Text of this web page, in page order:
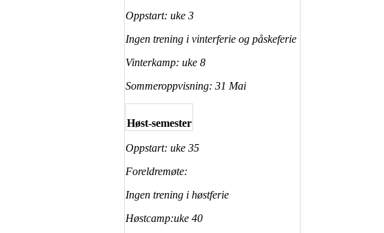
Oppstart: uke 3
Ingen trening i vinterferie og påskeferie
Vinterkamp: uke 8
Sommeroppvisning: 31 Mai
Høst-semester
Oppstart: uke 35
Foreldremøte:
Ingen trening i høstferie
Høstcamp:uke 40